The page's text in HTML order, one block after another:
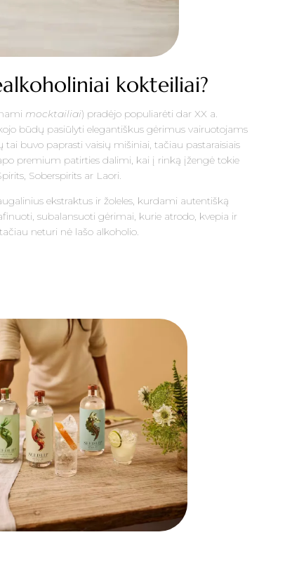
kokteiliai?
mocktailiai) pradėjo populiarėti dar XX a.
būdų pasiūlyti elegantiškus gėrimus vairuotojams
buvo paprasti vaisių mišiniai, tačiau pastaraisiais
premium patirties dalimi, kai į rinką įžengė tokie
Soberspirits ar Laori.
ekstraktus ir žoleles, kurdami autentišką
subalansuoti gėrimai, kurie atrodo, kvepia ir
neturi nė lašo alkoholio.